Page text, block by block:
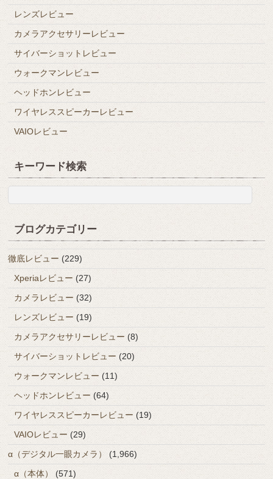
レンズレビュー
カメラアクセサリーレビュー
サイバーショットレビュー
ウォークマンレビュー
ヘッドホンレビュー
ワイヤレススピーカーレビュー
VAIOレビュー
キーワード検索
ブログカテゴリー
徹底レビュー (229)
Xperiaレビュー (27)
カメラレビュー (32)
レンズレビュー (19)
カメラアクセサリーレビュー (8)
サイバーショットレビュー (20)
ウォークマンレビュー (11)
ヘッドホンレビュー (64)
ワイヤレススピーカーレビュー (19)
VAIOレビュー (29)
α（デジタル一眼カメラ）
(1,966)
α（本体）
(571)